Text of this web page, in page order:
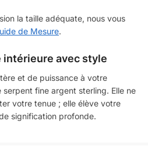
la taille adéquate, nous vous
de Mesure.
intérieure avec style
et de puissance à votre
fine argent sterling. Elle ne
votre tenue ; elle élève votre
signification profonde.